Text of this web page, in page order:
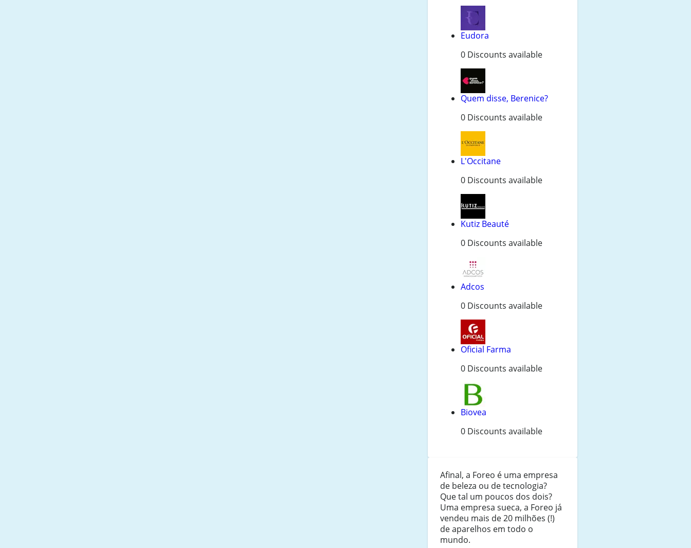
Eudora
0 Discounts available
Quem disse, Berenice?
0 Discounts available
L'Occitane
0 Discounts available
Kutiz Beauté
0 Discounts available
Adcos
0 Discounts available
Oficial Farma
0 Discounts available
Biovea
0 Discounts available
Afinal, a Foreo é uma empresa
de beleza ou de tecnologia?
Que tal um poucos dos dois?
Uma empresa sueca, a Foreo já
vendeu mais de 20 milhões (!)
de aparelhos em todo o
mundo.